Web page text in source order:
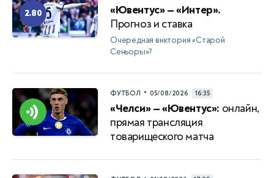
2.80
«Ювентус» — «Интер».
Прогноз и ставка
Очередная виктория «Старой
Сеньоры»?
ФУТБОЛ • 05/08/2026 16:35
«Челси» — «Ювентус»: онлайн,
прямая трансляция
товарищеского матча